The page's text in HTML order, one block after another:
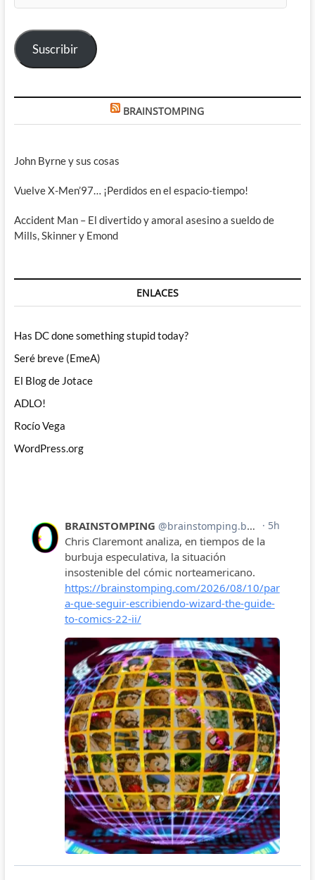
electrónico
Suscribir
BRAINSTOMPING
John Byrne y sus cosas
Vuelve X-Men’97… ¡Perdidos en el espacio-tiempo!
Accident Man – El divertido y amoral asesino a sueldo de
Mills, Skinner y Emond
ENLACES
Has DC done something stupid today?
Seré breve (EmeA)
El Blog de Jotace
ADLO!
Rocío Vega
WordPress.org